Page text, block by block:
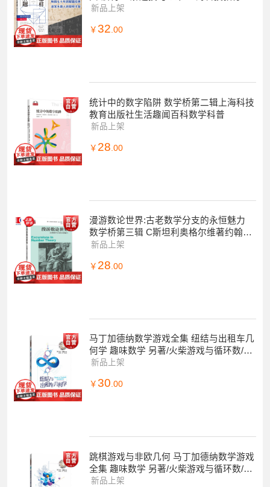
版社
新品上架
￥ 32.00
统计中的数字陷阱 数学桥第二辑上海科技
教育出版社生活趣闻百科数学科普
新品上架
￥ 28 .00
漫游数论世界:古老数学分支的永恒魅力
数学桥第三辑 C斯坦利奥格尔维著约翰T
安德森上海科技教育出版社自然科学数学
新品上架
￥ 28 .00
马丁加德纳数学游戏全集 纽结与出租车几
何学 趣味数学 另著/火柴游戏与循环数/剪
纸与棋盘游戏 数学游戏 上海科技教育出
新品上架
￥ 30.00
跳棋游戏与非欧几何 马丁加德纳数学游戏
全集 趣味数学 另著/火柴游戏与循环数/孔
明锁与矩阵博士 数学游戏上海科技教育出
新品上架